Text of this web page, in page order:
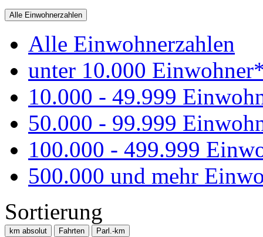
Alle Einwohnerzahlen
Alle Einwohnerzahlen
unter 10.000
10.000 - 49.999
50.000 - 99.999
100.000 - 499.999
500.000 und mehr
Sortierung
km absolut Fahrten Parl.-km